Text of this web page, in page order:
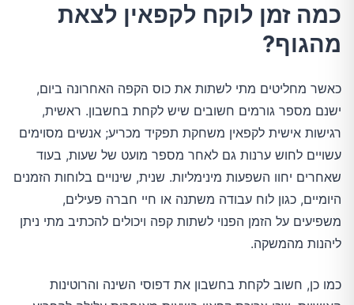
כמה זמן לוקח לקפאין לצאת
מהגוף?
כאשר מחליטים מתי לשתות את כוס הקפה האחרונה ביום,
ישנם מספר גורמים חשובים שיש לקחת בחשבון. ראשית,
רגישות אישית לקפאין משחקת תפקיד מכריע; אנשים מסוימים
עשויים לחוש ערנות גם לאחר מספר מועט של שעות, בעוד
שאחרים יחוו השפעות מינימליות. שנית, שינויים בלוחות הזמנים
היומיים, כגון לוח עבודה משתנה או חיי חברה פעילים,
משפיעים על הזמן הפנוי לשתות קפה ויכולים להכתיב מתי ניתן
ליהנות מהמשקה.
כמו כן, חשוב לקחת בחשבון את דפוסי השינה והרוטינות